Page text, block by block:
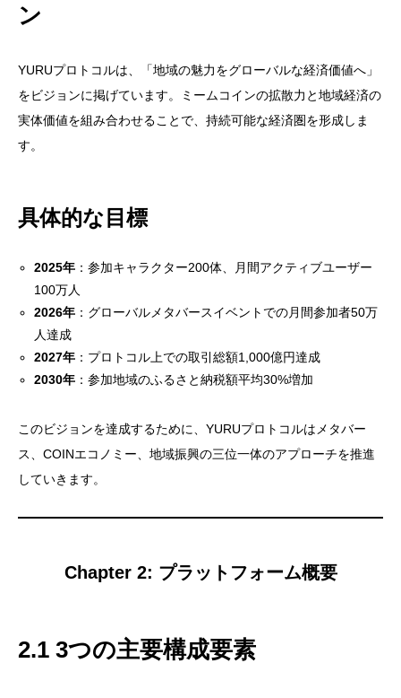
ン
YURUプロトコルは、「地域の魅力をグローバルな経済価値へ」
をビジョンに掲げています。ミームコインの拡散力と地域経済の
実体価値を組み合わせることで、持続可能な経済圏を形成しま
す。
具体的な目標
2025年 ：参加キャラクター200体、月間アクティブユーザー
100万人
2026年 ：グローバルメタバースイベントでの月間参加者50万
人達成
2027年 ：プロトコル上での取引総額1,000億円達成
2030年 ：参加地域のふるさと納税額平均30%増加
このビジョンを達成するために、YURUプロトコルはメタバー
ス、COINエコノミー、地域振興の三位一体のアプローチを推進
していきます。
Chapter 2: プラットフォーム概要
2.1 3つの主要構成要素